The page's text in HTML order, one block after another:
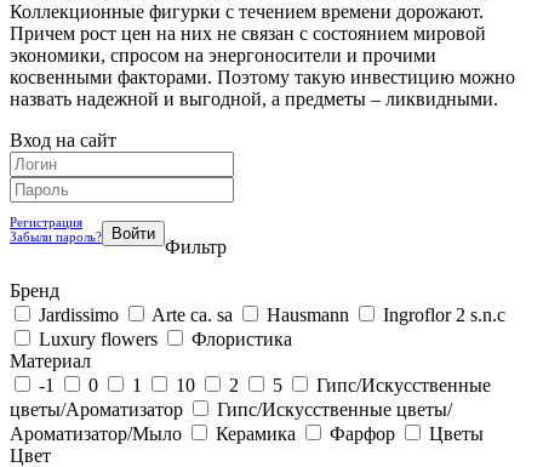
Коллекционные фигурки с течением времени дорожают.
Причем рост цен на них не связан с состоянием мировой
экономики, спросом на энергоносители и прочими
косвенными факторами. Поэтому такую инвестицию можно
назвать надежной и выгодной, а предметы – ликвидными.
Вход на сайт
Регистрация
Забыли пароль?
Фильтр
Бренд
Jardissimo
Arte ca. sa Hausmann
Ingroflor 2 s.n.c
Luxury flowers
Флористика
Материал
-1
0 1 10 2 5
Гипс/Искусственные
цветы/Ароматизатор
Гипс/Искусственные цветы/
Ароматизатор/Мыло
Керамика Фарфор
Цветы
Цвет